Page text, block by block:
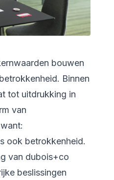
bouwen
Binnen
tot uitdrukking in
van
ook betrokkenheid.
van dubois+co
beslissingen